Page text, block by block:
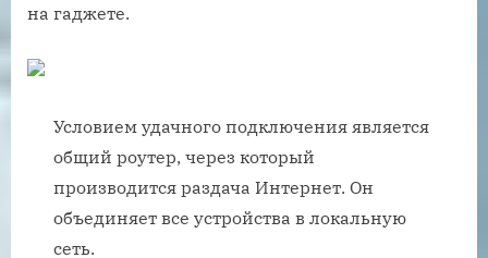
на гаджете.
Условием удачного подключения является
общий роутер, через который
производится раздача Интернет. Он
объединяет все устройства в локальную
сеть.